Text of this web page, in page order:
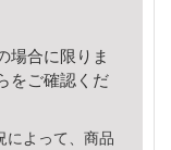
場合に限りま
をご確認くだ
によって、商品